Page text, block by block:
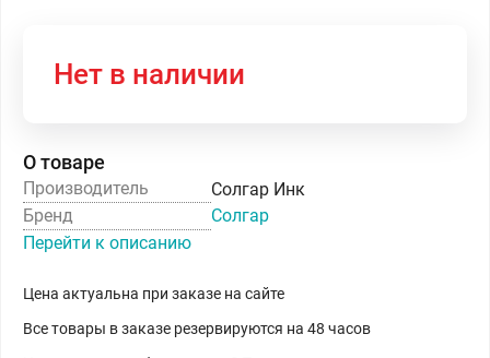
Нет в наличии
О товаре
Производитель
Солгар Инк
Бренд
Солгар
Перейти к описанию
Цена актуальна при заказе на сайте
Все товары в заказе резервируются на 48 часов